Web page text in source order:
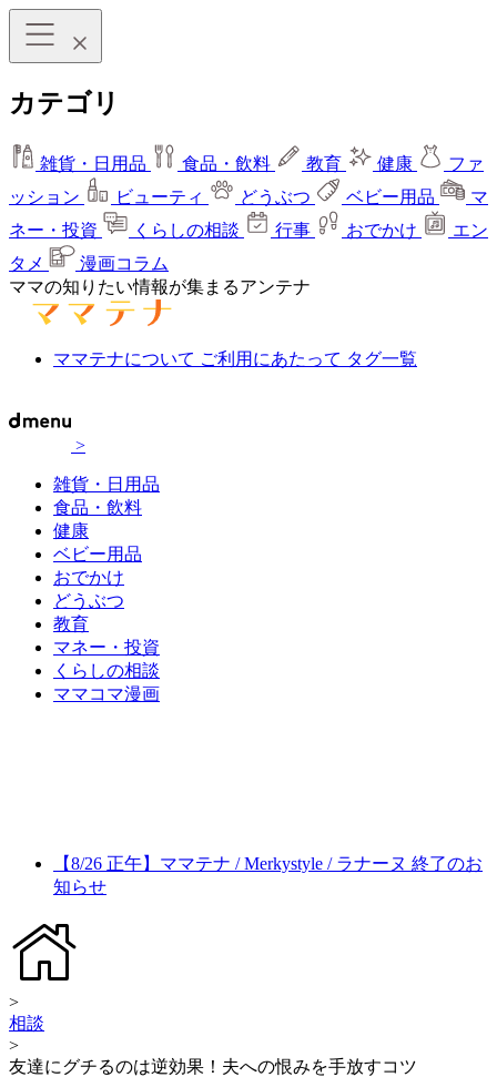
カテゴリ
雑貨・日用品 食品・飲料 教育 健康
ファ
ッション
ビューティ どうぶつ ベビー用品
マ
ネー・投資
くらしの相談 行事 おでかけ
エン
タメ
漫画コラム
ママの知りたい情報が集まるアンテナ
ママテナについて ご利用にあたって タグ一覧
>
雑貨・日用品
食品・飲料
健康
ベビー用品
おでかけ
どうぶつ
教育
マネー・投資
くらしの相談
ママコマ漫画
【8/26 正午】ママテナ / Merkystyle / ラナーヌ 終了のお
知らせ
>
相談
>
友達にグチるのは逆効果！夫への恨みを手放すコツ